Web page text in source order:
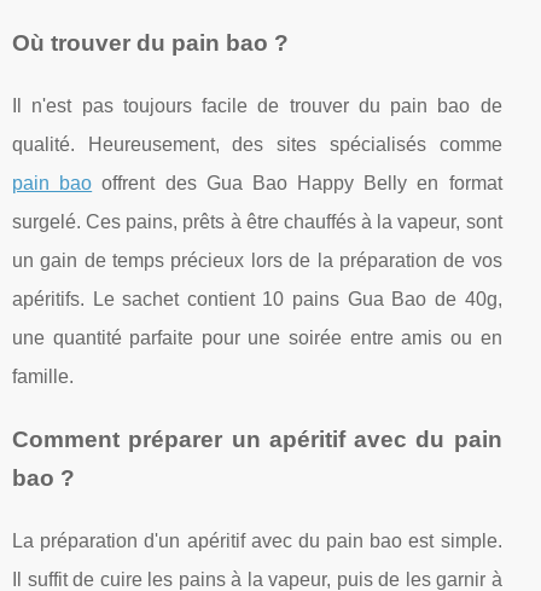
Où trouver du pain bao ?
Il n'est pas toujours facile de trouver du pain bao de
qualité. Heureusement, des sites spécialisés comme
pain bao offrent des Gua Bao Happy Belly en format
surgelé. Ces pains, prêts à être chauffés à la vapeur, sont
un gain de temps précieux lors de la préparation de vos
apéritifs. Le sachet contient 10 pains Gua Bao de 40g,
une quantité parfaite pour une soirée entre amis ou en
famille.
Comment préparer un apéritif avec du pain
bao ?
La préparation d'un apéritif avec du pain bao est simple.
Il suffit de cuire les pains à la vapeur, puis de les garnir à